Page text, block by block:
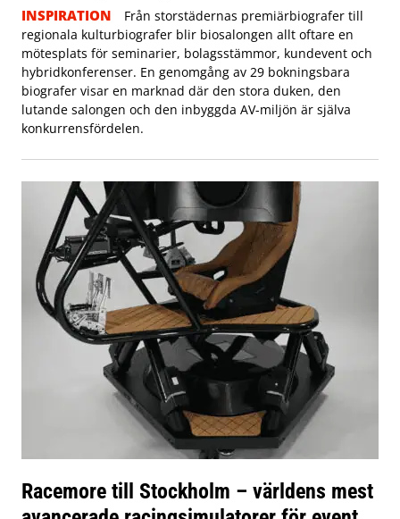
INSPIRATION
Från storstädernas premiärbiografer till
regionala kulturbiografer blir biosalongen allt oftare en
mötesplats för seminarier, bolagsstämmor, kundevent och
hybridkonferenser. En genomgång av 29 bokningsbara
biografer visar en marknad där den stora duken, den
lutande salongen och den inbyggda AV-miljön är själva
konkurrensfördelen.
Racemore till Stockholm – världens mest